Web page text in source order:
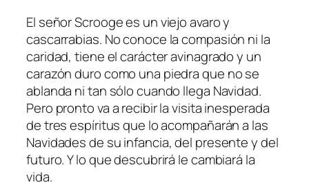
v
e
r
s
a
l
e
s
)
c
El señor Scrooge es un viejo avaro y
cascarrabias. No conoce la compasión ni la
caridad, tiene el carácter avinagrado y un
carazón duro como una piedra que no se
ablanda ni tan sólo cuando llega Navidad.
Pero pronto va a recibir la visita inesperada
de tres espíritus que lo acompañarán a las
Navidades de su infancia, del presente y del
futuro. Y lo que descubrirá le cambiará la
vida.